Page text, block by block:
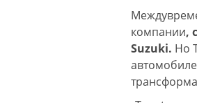
компании,
Suzuki. Но